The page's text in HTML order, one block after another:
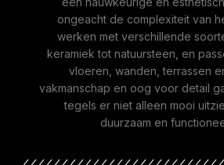
ongeacht de complexiteit van
werken met verschillende
keramiek tot natuursteen, en
vloeren, wanden, terrassen
vakmanschap en oog voor detail
tegels er niet alleen mooi
duurzaam en